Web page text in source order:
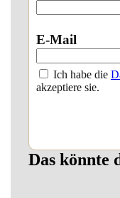
E-Mail
Ich habe die
akzeptiere sie.
Das könnte